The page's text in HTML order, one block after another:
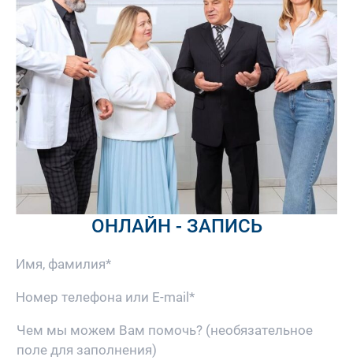
ОНЛАЙН - ЗАПИСЬ
Имя, фамилия*
E-mail
Чем мы можем Вам помочь?